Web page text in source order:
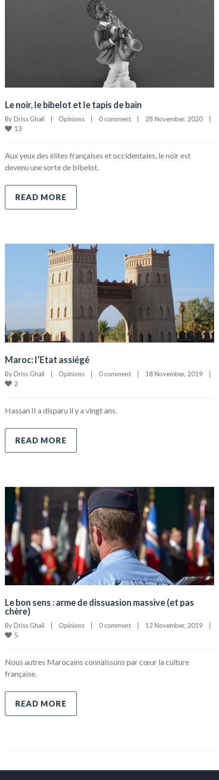
Le noir, le bibelot et le tapis de bain
By Driss Ghali Opinions 0 comment 28 November, 2020
13
Aux yeux des élites françaises et occidentales, le noir est
devenu une sorte de bibelot,
READ MORE
Maroc: l’Etat assiégé
By Driss Ghali | Opinions | 0 comment | 18 November, 2019 |
2
Hassan II a disparu il y a vingt ans.
READ MORE
Le bon sens : arme de dissuasion massive (et pas
chère)
By Driss Ghali Opinions 0 comment 12 November, 2019
5
Nous autres Marocains connaissons par cœur la culture
française.
READ MORE